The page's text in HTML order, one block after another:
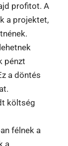
profitot. A
a projektet,
pénzt
a döntés
költség
félnek a
a